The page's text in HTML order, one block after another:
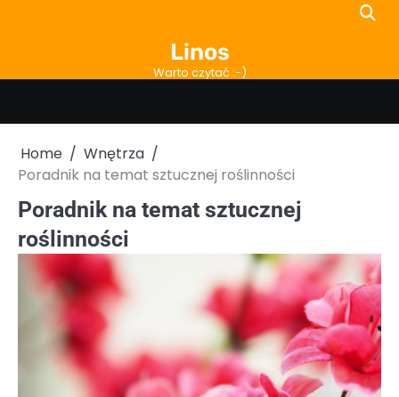
Linos
Warto czytać :-)
Home
Wnętrza
Poradnik na temat sztucznej roślinności
Poradnik na temat sztucznej
roślinności